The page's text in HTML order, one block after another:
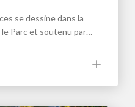
se dessine dans la
le Parc et soutenu par…